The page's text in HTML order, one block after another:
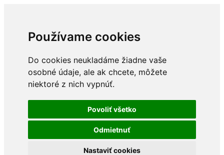
Používame cookies
Do cookies neukladáme žiadne vaše
osobné údaje, ale ak chcete, môžete
niektoré z nich vypnúť.
Povoliť všetko
Odmietnuť
Nastaviť cookies